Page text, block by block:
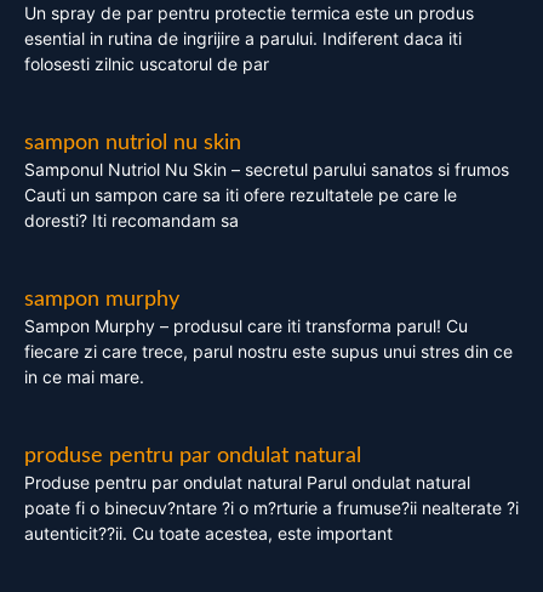
Un spray de par pentru protectie termica este un produs
esential in rutina de ingrijire a parului. Indiferent daca iti
folosesti zilnic uscatorul de par
sampon nutriol nu skin
Samponul Nutriol Nu Skin – secretul parului sanatos si frumos
Cauti un sampon care sa iti ofere rezultatele pe care le
doresti? Iti recomandam sa
sampon murphy
Sampon Murphy – produsul care iti transforma parul! Cu
fiecare zi care trece, parul nostru este supus unui stres din ce
in ce mai mare.
produse pentru par ondulat natural
Produse pentru par ondulat natural Parul ondulat natural
poate fi o binecuv?ntare ?i o m?rturie a frumuse?ii nealterate ?i
autenticit??ii. Cu toate acestea, este important